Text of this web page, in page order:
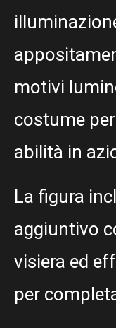
motivi
costume
abilità in
La figura
aggiuntivo
visiera ed
per